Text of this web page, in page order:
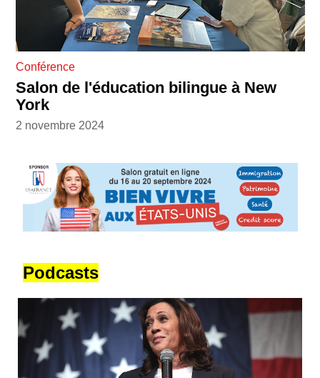
Conférence
Salon de l'éducation bilingue à New
York
2 novembre 2024
Podcasts